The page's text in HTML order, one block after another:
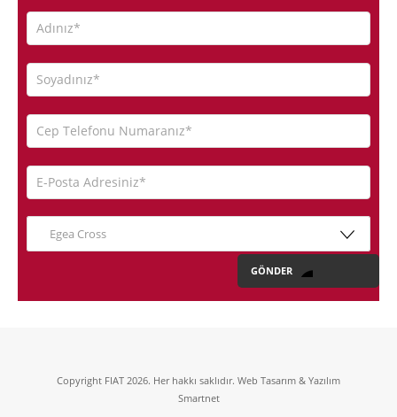
Egea Cross
Copyright FIAT 2026. Her hakkı saklıdır. Web Tasarım & Yazılım
Smartnet